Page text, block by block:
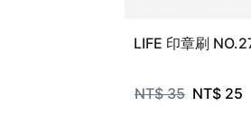
LIFE 印章刷
NT$35 NT$ 25